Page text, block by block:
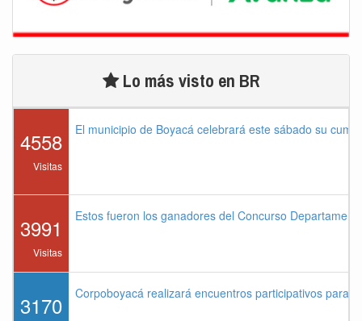
Lo más visto en BR
4558
Visitas
El municipio de Boyacá celebrará este sábado su
3991
Visitas
Estos fueron los ganadores del Concurso
3170 Corpoboyacá realizará encuentros participativos para